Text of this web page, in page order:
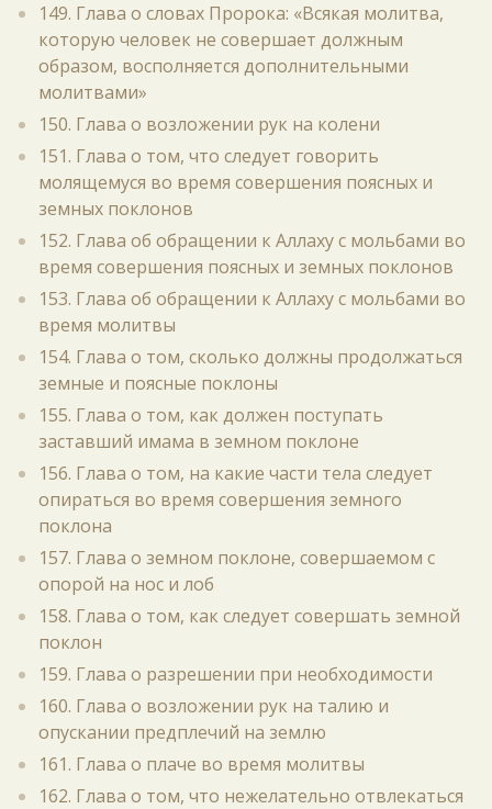
149. Глава о словах Пророка: «Всякая молитва,
которую человек не совершает должным
образом, восполняется дополнительными
молитвами»
150. Глава о возложении рук на колени
151. Глава о том, что следует говорить
молящемуся во время совершения поясных и
земных поклонов
152. Глава об обращении к Аллаху с мольбами во
время совершения поясных и земных поклонов
153. Глава об обращении к Аллаху с мольбами во
время молитвы
154. Глава о том, сколько должны продолжаться
земные и поясные поклоны
155. Глава о том, как должен поступать
заставший имама в земном поклоне
156. Глава о том, на какие части тела следует
опираться во время совершения земного
поклона
157. Глава о земном поклоне, совершаемом с
опорой на нос и лоб
158. Глава о том, как следует совершать земной
поклон
159. Глава о разрешении при необходимости
160. Глава о возложении рук на талию и
опускании предплечий на землю
161. Глава о плаче во время молитвы
162. Глава о том, что нежелательно отвлекаться